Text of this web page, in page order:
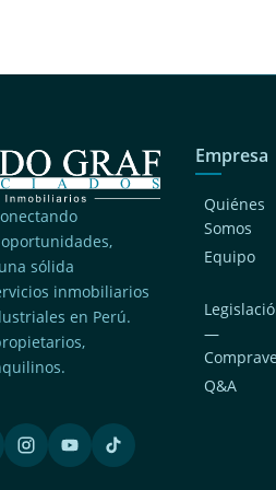
sólida
inmobiliarios
en Perú.
Empresa
Quiénes
Somos
Equipo
—
Q&A